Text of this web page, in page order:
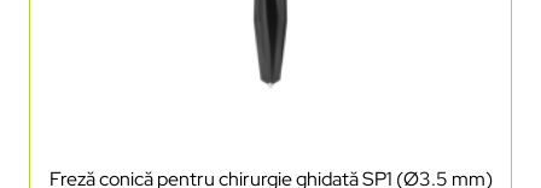
Freză conică pentru chirurgie ghidată SP1 (Ø3.5 mm)